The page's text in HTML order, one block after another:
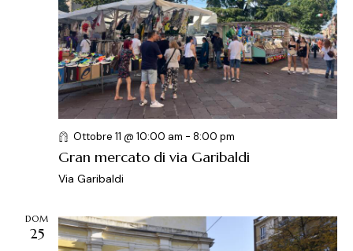
Ottobre 11 @ 10:00 am - 8:00 pm
Gran mercato di via Garibaldi
Via Garibaldi
DOM
25